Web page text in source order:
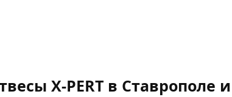
X-PERT в Ставрополе